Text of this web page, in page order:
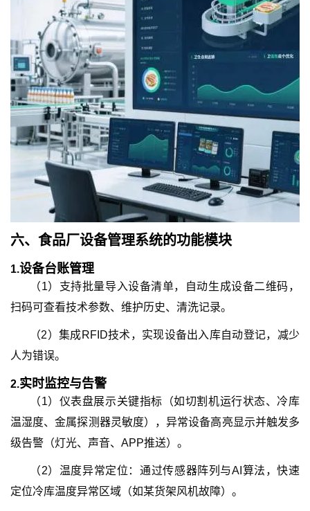
六、 食品厂设备管理系统的功能模块
1.设备台账管理
（1）支持批量导入设备清单，自动生成设备二维码，
扫码可查看技术参数、维护历史、清洗记录。
（2） 集成RFID技术，实现设备出入库自动登记，减少
人为错误。
2.实时监控与告警
（1） 仪表盘展示关键指标（如切割机运行状态、冷库
温湿度、金属探测器灵敏度），异常设备高亮显示并触发多
级告警（灯光、声音、APP推送）。
（2） 温度异常定位：通过传感器阵列与AI算法，快速
定位冷库温度异常区域（如某货架风机故障）。